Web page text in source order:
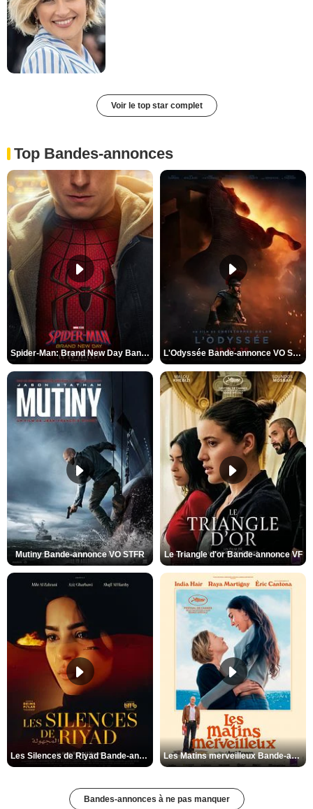
Voir le top star complet
Top Bandes-annonces
Spider-Man: Brand New Day Bande-annonce VO STFR L'Odyssée Bande-annonce VO STFR
Mutiny Bande-annonce VO STFR Le Triangle d'or Bande-annonce VF
Les Silences de Riyad Bande-annonce VO STFR Les Matins merveilleux Bande-annonce VF
Bandes-annonces à ne pas manquer